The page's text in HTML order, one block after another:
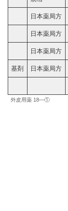
日本薬局方
日本薬局方
日本薬局方
基剤 日本薬局方
外皮用薬 18―①